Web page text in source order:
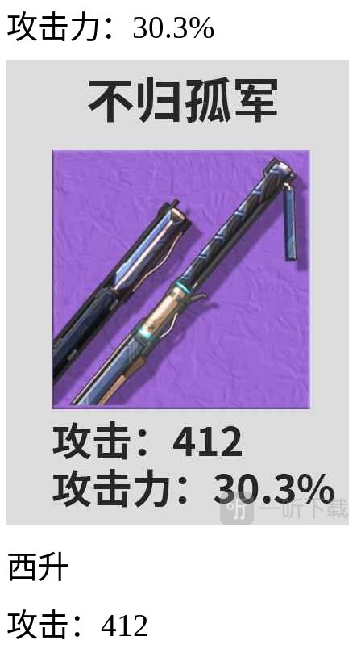
攻击力：30.3%
西升
攻击：412